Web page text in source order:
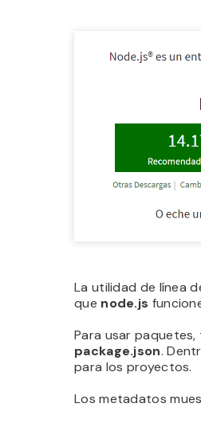
La utilidad de línea
que node.js
Para usar
package.json.
para los proyectos.
Los metadatos